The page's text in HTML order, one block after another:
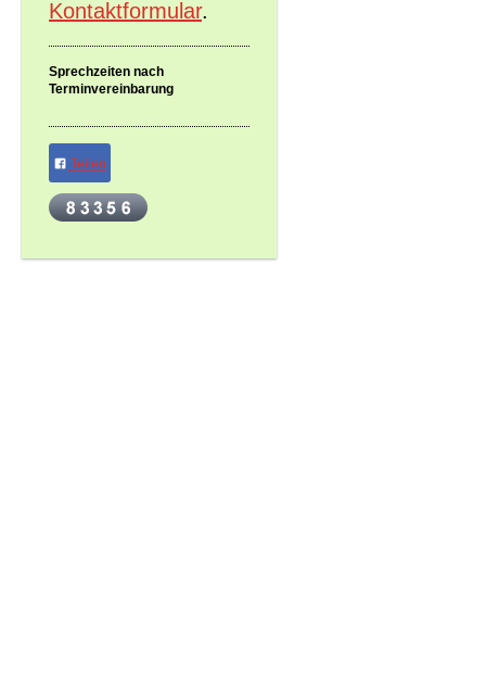
Kontaktformular.
Sprechzeiten nach
Terminvereinbarung
Teilen